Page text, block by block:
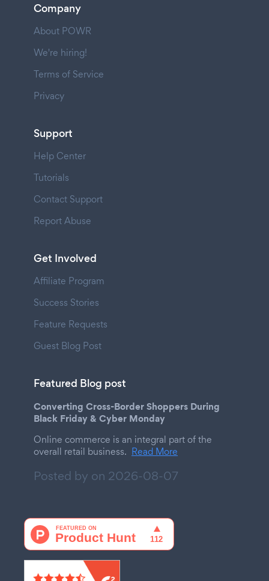
Company
About POWR
We're hiring!
Terms of Service
Privacy
Support
Help Center
Tutorials
Contact Support
Report Abuse
Get Involved
Affiliate Program
Success Stories
Feature Requests
Guest Blog Post
Featured Blog post
Converting Cross-Border Shoppers During
Black Friday & Cyber Monday
Online commerce is an integral part of the
overall retail business. Read More
Posted by on 2026-08-07